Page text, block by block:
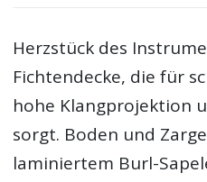
Herzstück des
Fichtendecke, die für
hohe Klangprojektion
sorgt. Boden und
laminiertem Burl-